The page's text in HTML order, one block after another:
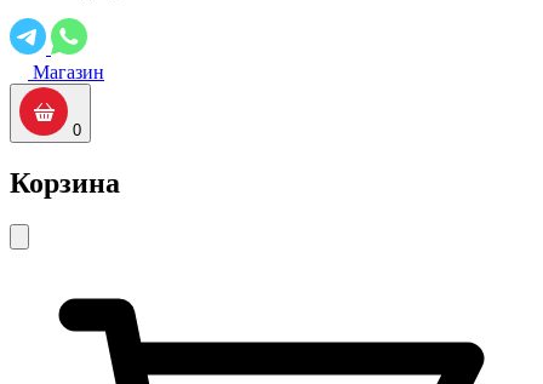
Магазин
0
Корзина